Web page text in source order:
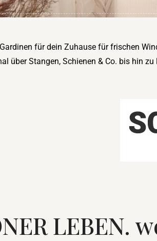
für dein Zuhause für frischen
über Stangen, Schienen & Co. bis hin
LEBEN.